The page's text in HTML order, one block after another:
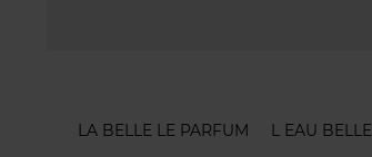
LA BELLE LE PARFUM L EAU BELLE